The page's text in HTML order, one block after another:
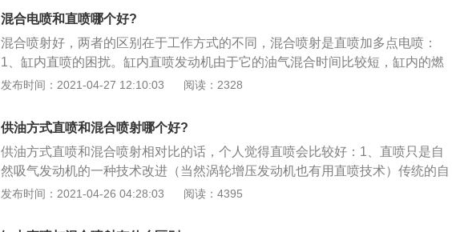
加剂使用。
混合电喷和直喷哪个好?
混合喷射好，两者的区别在于工作方式的不同，混合喷射是直喷加多点电喷：
1、缸内直喷的困扰。缸内直喷发动机由于它的油气混合时间比较短，缸内的燃
烧模式大部分时间都是边混合边燃烧；2、这么一来就很容易导致气缸壁或者其
启动和重负荷工况下，发动机的颗粒物排放量也会增加。
发布时间：2021-04-27 12:10:03 阅读：2328
供油方式直喷和混合喷射哪个好?
供油方式直喷和混合喷射相对比的话，个人觉得直喷会比较好：1、直喷只是自
然吸气发动机的一种技术改进（当然涡轮增压发动机也有用直喷技术）传统的自
然吸气发动机是通过电脑采集凸轮位置以及发动机各相关工况从而控制喷油嘴将
的自然吸气发动机是直接将燃油喷入汽缸内点火燃烧做功，从进气歧管进入的仅
发布时间：2021-04-26 04:28:03 阅读：4395